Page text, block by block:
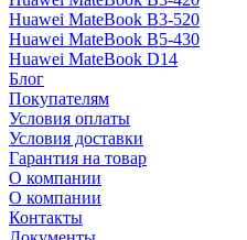
Huawei MateBook B3-520
Huawei MateBook B5-430
Huawei MateBook D14
Блог
Покупателям
Условия оплаты
Условия доставки
Гарантия на товар
О компании
О компании
Контакты